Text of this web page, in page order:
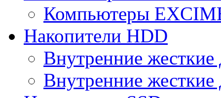
Компьютеры
Накопители HDD
Внутренние
Внутренние